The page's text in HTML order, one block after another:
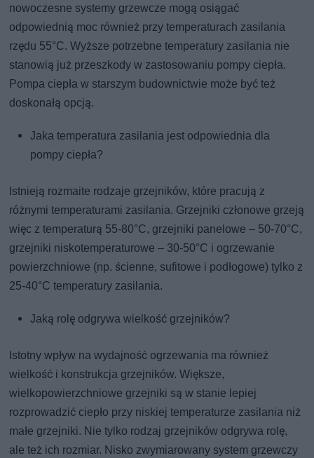
nowoczesne systemy grzewcze mogą osiągać
odpowiednią moc również przy temperaturach zasilania
rzędu 55°C. Wyższe potrzebne temperatury zasilania nie
stanowią już przeszkody w zastosowaniu pompy ciepła.
Pompa ciepła w starszym budownictwie może być też
doskonałą opcją.
Jaka temperatura zasilania jest odpowiednia dla
pompy ciepła?
Istnieją rozmaite rodzaje grzejników, które pracują z
różnymi temperaturami zasilania. Grzejniki członowe grzeją
więc z temperaturą 55-80°C, grzejniki panelowe – 50-70°C,
grzejniki niskotemperaturowe – 30-50°C i ogrzewanie
powierzchniowe (np. ścienne, sufitowe i podłogowe) tylko z
25-40°C temperatury zasilania.
Jaką rolę odgrywa wielkość grzejników?
Istotny wpływ na wydajność ogrzewania ma również
wielkość i konstrukcja grzejników. Większe,
wielkopowierzchniowe grzejniki są w stanie lepiej
rozprowadzić ciepło przy niskiej temperaturze zasilania niż
małe grzejniki. Nie tylko rodzaj grzejników odgrywa rolę,
ale też ich rozmiar. Nisko zwymiarowany system grzewczy